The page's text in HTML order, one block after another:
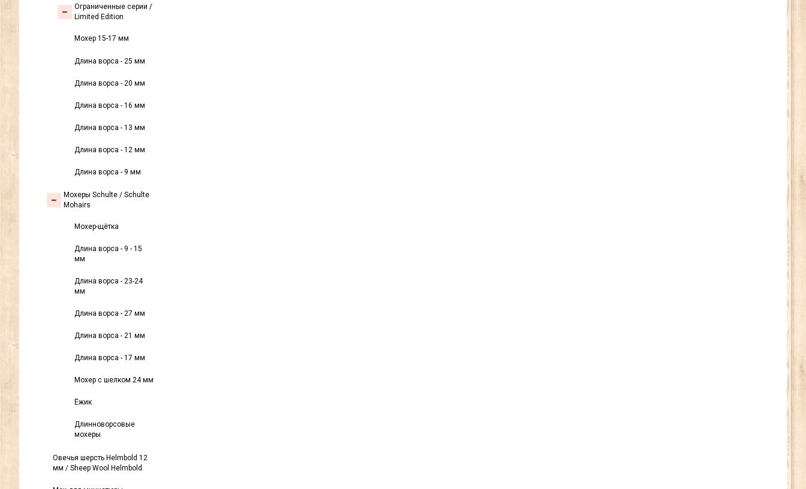
Ограниченные серии /
Limited Edition
Мохер 15-17 мм
Длина ворса - 25 мм
Длина ворса - 20 мм
Длина ворса - 16 мм
Длина ворса - 13 мм
Длина ворса - 12 мм
Длина ворса - 9 мм
Мохеры Sсhulte / Schulte
Mohairs
Мохер-щётка
Длина ворса - 9 - 15
мм
Длина ворса - 23-24
мм
Длина ворса - 27 мм
Длина ворса - 21 мм
Длина ворса - 17 мм
Мохер с шелком 24 мм
Ёжик
Длинноворсовые
мохеры
Овечья шерсть Helmbold 12
мм / Sheep Wool Helmbold